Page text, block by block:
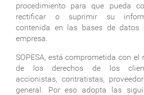
procedimiento para que pueda
rectificar o suprimir su
contenida en las bases de
empresa.
SOPESA, está comprometida con el
de los derechos de los
accionistas, contratistas,
general. Por eso adopta las